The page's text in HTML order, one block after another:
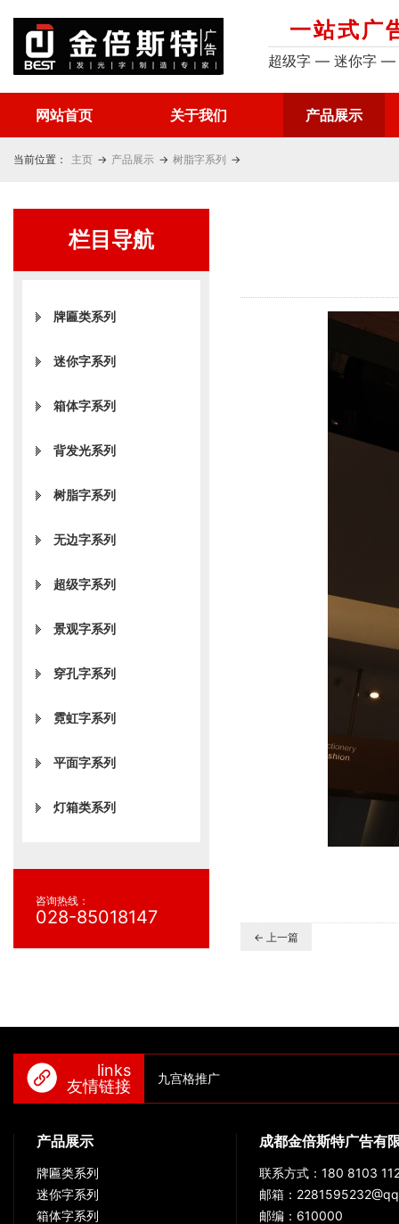
一站式广
超级字 — 迷你字
网站首页 关于我们 产品展示
当前位置： 主页 → 产品展示 → 树脂字系列 →
栏目导航
牌匾类系列
迷你字系列
箱体字系列
背发光系列
树脂字系列
无边字系列
超级字系列
景观字系列
穿孔字系列
霓虹字系列
平面字系列
灯箱类系列
咨询热线：
028-85018147
← 上一篇
links
友情链接
九宫格推广
产品展示
牌匾类系列
迷你字系列
箱体字系列
成都金倍斯特广告有
联系方式：180 8103
邮箱：
邮编：610000